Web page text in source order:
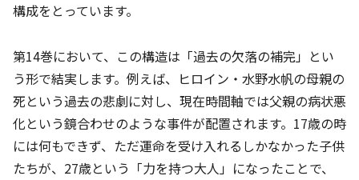
構成をとっています。
第14巻において、この構造は「過去の欠落の補完」とい
う形で結実します。例えば、ヒロイン・水野水帆の母親の
死という過去の悲劇に対し、現在時間軸では父親の病状悪
化という鏡合わせのような事件が配置されます。17歳の時
には何もできず、ただ運命を受け入れるしかなかった子供
たちが、27歳という「力を持つ大人」になったことで、